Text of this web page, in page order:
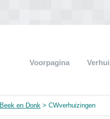
Voorpagina
Beek en Donk > CWverhuizingen